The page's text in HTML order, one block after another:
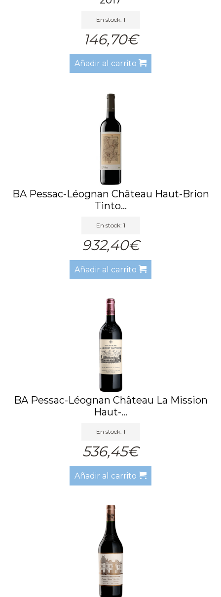
En stock: 1
146,70€
Añadir al carrito
BA Pessac-Léognan Château Haut-Brion
Tinto...
En stock: 1
932,40€
Añadir al carrito
BA Pessac-Léognan Château La Mission
Haut-...
En stock: 1
536,45€
Añadir al carrito